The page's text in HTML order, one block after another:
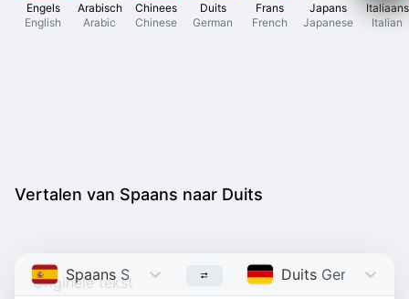
Engels
English
Arabisch
Arabic
Chinees
Chinese
Duits
German
Frans
French
Japans
Japanese
Italiaans
Italian
Vertalen van Spaans naar Duits
Spaans Spanish Duits German